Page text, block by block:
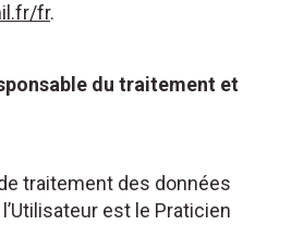
fr.
du traitement et
traitement des données
est le Praticien